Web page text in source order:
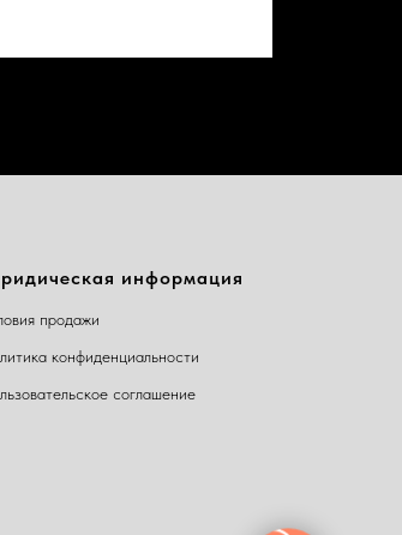
информация
продажи
конфиденциальности
соглашение